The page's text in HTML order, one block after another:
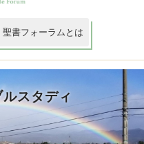
聖書フォーラムとは
スタディ